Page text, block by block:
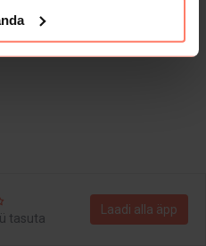
tasuta
Laadi alla äpp